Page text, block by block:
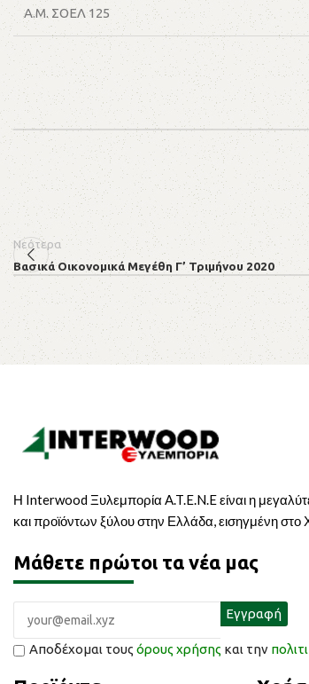
Α.Μ. ΣΟΕΛ 125
Νεότερα
Βασικά Οικονομικά Μεγέθη Γ’ Τριμήνου 2020
Η Interwood Ξυλεμπορία A.T.E.N.E είναι η
και προϊόντων ξύλου στην Ελλάδα, εισηγμένη
Μάθετε πρώτοι τα νέα μας
Αποδέχομαι τους όρους χρήσης και την